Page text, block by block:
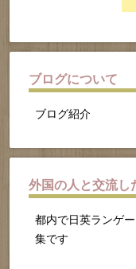
ブログについて
ブログ紹介
外国の人と交流し
都内で日英ランゲ
集です